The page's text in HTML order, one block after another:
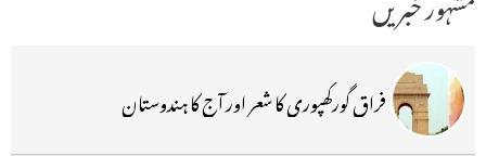
فراق گورکھپوری کا شعر اور آج کا ہندوستان